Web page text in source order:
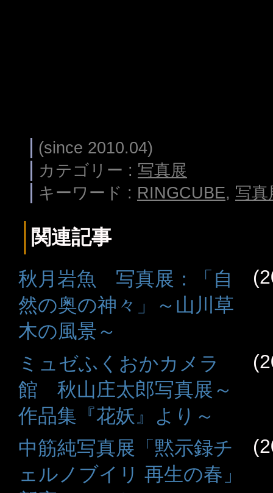
(since 2010.04)
カテゴリー : 写真展
キーワード : RINGCUBE, 写真
関連記事
秋月岩魚 写真展：「自
然の奥の神々」～山川草
木の風景～
ミュゼふくおかカメラ
館 秋山庄太郎写真展～
作品集『花妖』より～
中筋純写真展「黙示録チ
ェルノブイリ 再生の春」